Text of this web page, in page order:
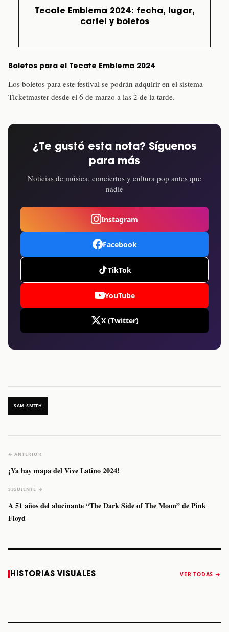
Tecate Emblema 2024: fecha, lugar,
cartel y boletos
Boletos para el Tecate Emblema 2024
Los boletos para este festival se podrán adquirir en el sistema
Ticketmaster desde el 6 de marzo a las 2 de la tarde.
¿Te gustó esta nota? Síguenos
para más
Noticias de música, conciertos y cultura pop antes que
nadie
Instagram
Facebook
TikTok
YouTube
X (Twitter)
SAM SMITH
← ANTERIOR
¡Ya hay mapa del Vive Latino 2024!
SIGUIENTE →
A 51 años del alucinante “The Dark Side of The Moon” de Pink
Floyd
HISTORIAS VISUALES VER TODAS →
Caifanes regresa
a Monterrey el
Fallece Felipe
Staiti, guitarrista
anuncia “Reality